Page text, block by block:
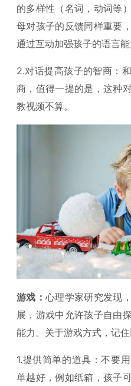
的多样性（名词，动词等
母对孩子的反馈同样重要
通过互动加强孩子的语言能
2.对话提高孩子的智商：
商，值得一提的是，这种
教视频不算。
游戏：心理学家研究发现
展，游戏中允许孩子自由
能力。关于游戏方式，记住
1.提供简单的道具：不要
单越好，例如纸箱，孩子